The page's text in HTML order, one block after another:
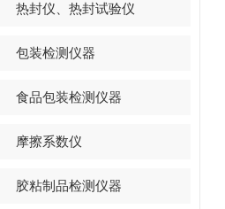
热封仪、热封试验仪
包装检测仪器
食品包装检测仪器
摩擦系数仪
胶粘制品检测仪器